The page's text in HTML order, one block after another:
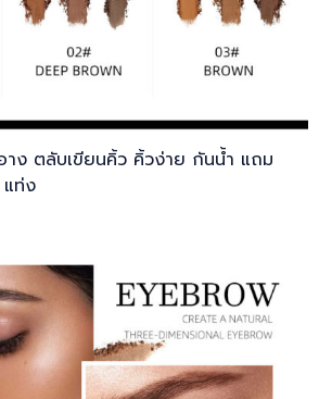
าง ตลับเขียนคิ้ว คิ้วง่าย กันน้ำ แถม
ท่ง